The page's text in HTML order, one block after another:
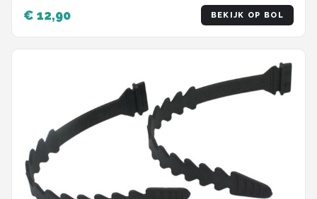
€ 12,90 BEKIJK OP BOL